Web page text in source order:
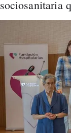
sociosanitaria